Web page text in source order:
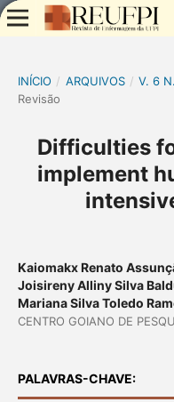
INÍCIO / ARQUIVOS / V. 6
Revisão
Difficulties
implement
Kaiomakx Renato
Joisireny Alliny Silva
Mariana Silva Toledo
CENTRO GOIANO DE
PALAVRAS-CHAVE: